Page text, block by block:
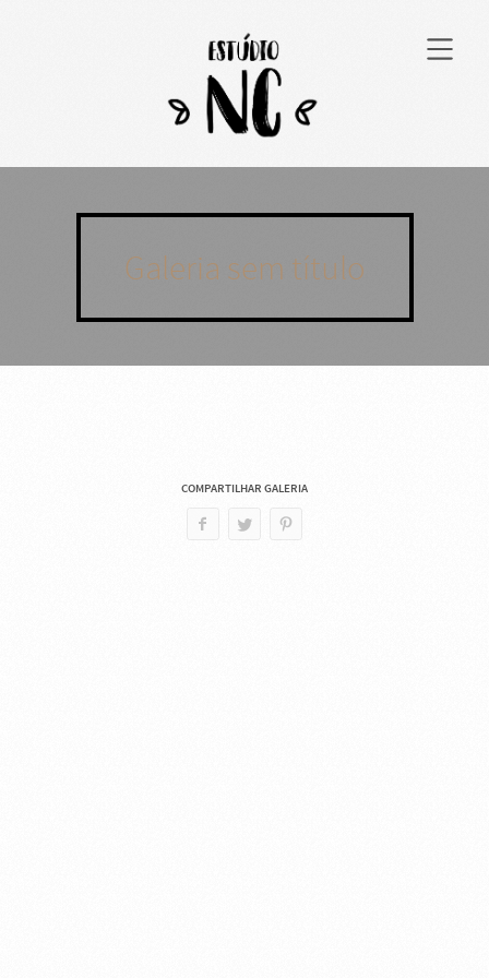
Galeria sem título
COMPARTILHAR GALERIA